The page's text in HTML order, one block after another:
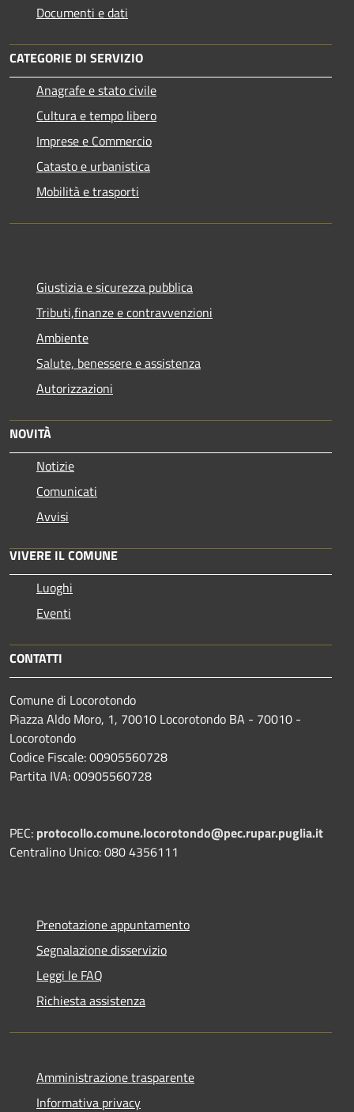
Documenti e dati
CATEGORIE DI SERVIZIO
Anagrafe e stato civile
Cultura e tempo libero
Imprese e Commercio
Catasto e urbanistica
Mobilità e trasporti
Giustizia e sicurezza pubblica
Tributi,finanze e contravvenzioni
Ambiente
Salute, benessere e assistenza
Autorizzazioni
NOVITÀ
Notizie
Comunicati
Avvisi
VIVERE IL COMUNE
Luoghi
Eventi
CONTATTI
Comune di Locorotondo
Piazza Aldo Moro, 1, 70010 Locorotondo BA - 70010 -
Locorotondo
Codice Fiscale: 00905560728
Partita IVA: 00905560728
PEC: protocollo.comune.locorotondo@pec.rupar.puglia.it
Centralino Unico: 080 4356111
Prenotazione appuntamento
Segnalazione disservizio
Leggi le FAQ
Richiesta assistenza
Amministrazione trasparente
Informativa privacy